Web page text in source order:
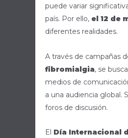
puede variar
país. Por ello, el 12 de
diferentes realidades.
A través de campañas
fibromialgia, se
medios de
a una audiencia global.
foros de discusión.
El Día Internacional